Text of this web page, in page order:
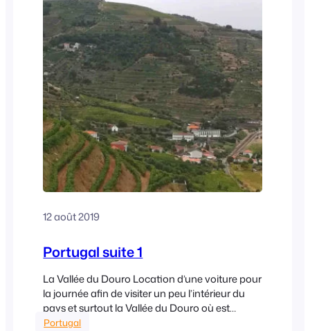
12 août 2019
Portugal suite 1
La Vallée du Douro Location d’une voiture pour
la journée afin de visiter un peu l’intérieur du
pays et surtout la Vallée du Douro où est
produit le vin qui servira à fabriquer le Porto.
Portugal